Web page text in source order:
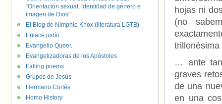
hojas ni
(no
trillonésima
… ante
graves
de una
en una
“Orientación sexual, identidad de género e
imagen de Dios” .
El Blog de Nimphie Knox (literatura LGTB)
Enlace judío
Evangelio Queer.
Evangelizadoras de los Apóstoles
Falling poems
Grupos de Jesús
Hermano Cortés
Homo History